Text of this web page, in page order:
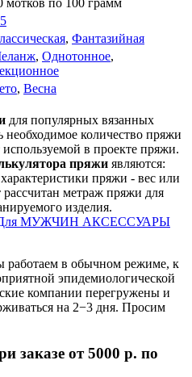
, Фантазийная
, Однотонное,
, Весна
для популярных вязанных
необходимое количество пряжи
используемой в проекте пряжи.
пряжи являются:
пряжи - вес или
рассчитан метраж пряжи для
изделия.
МУЖЧИН АКСЕССУАРЫ
в обычном режиме, к
эпидемиологической
компании перегружены и
на 2−3 дня. Просим
заказе от 5000 р. по